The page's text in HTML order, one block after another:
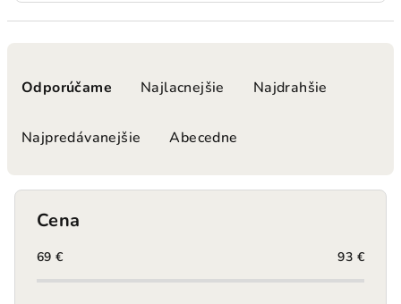
Odporúčame Najlacnejšie Najdrahšie
Najpredávanejšie Abecedne
Cena
69 € 93 €